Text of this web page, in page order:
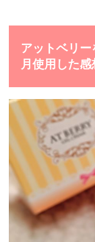
アットベリ
月使用した感